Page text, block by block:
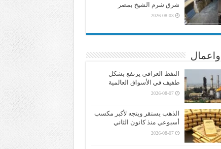
شرق شرم الشيخ بمصر
2026-08-03
النفط العراقي يرتفع بشكل
طفيف في الأسواق العالمية
2026-08-07
الذهب يستقر ويتجه لأكبر مكسب
أسبوعي منذ كانون الثاني
2026-08-07